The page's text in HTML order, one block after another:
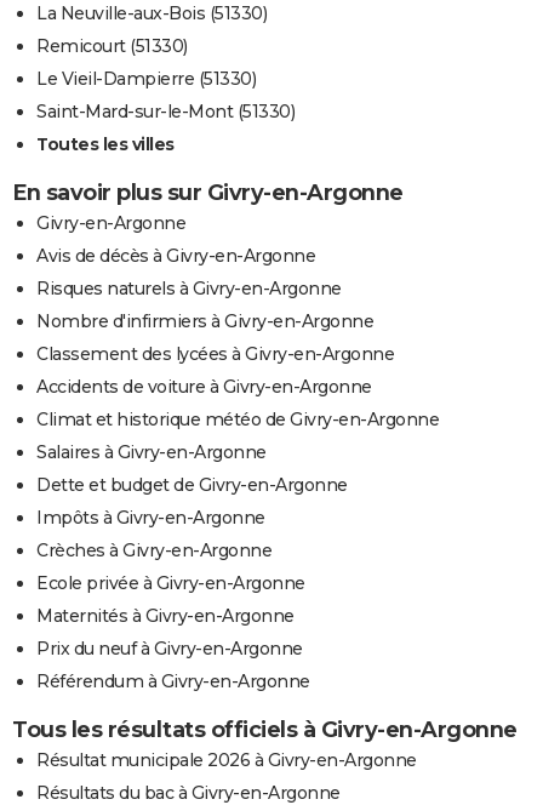
La Neuville-aux-Bois (51330)
Remicourt (51330)
Le Vieil-Dampierre (51330)
Saint-Mard-sur-le-Mont (51330)
Toutes les villes
En savoir plus sur Givry-en-Argonne
Givry-en-Argonne
Avis de décès à Givry-en-Argonne
Risques naturels à Givry-en-Argonne
Nombre d'infirmiers à Givry-en-Argonne
Classement des lycées à Givry-en-Argonne
Accidents de voiture à Givry-en-Argonne
Climat et historique météo de Givry-en-Argonne
Salaires à Givry-en-Argonne
Dette et budget de Givry-en-Argonne
Impôts à Givry-en-Argonne
Crèches à Givry-en-Argonne
Ecole privée à Givry-en-Argonne
Maternités à Givry-en-Argonne
Prix du neuf à Givry-en-Argonne
Référendum à Givry-en-Argonne
Tous les résultats officiels à Givry-en-Argonne
Résultat municipale 2026 à Givry-en-Argonne
Résultats du bac à Givry-en-Argonne